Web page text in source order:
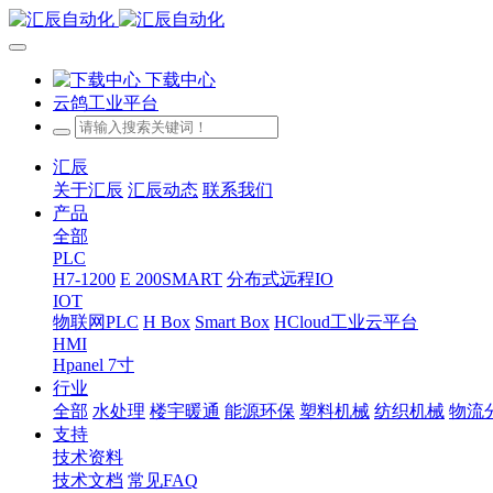
下载中心
云鸽工业平台
汇辰
关于汇辰 汇辰动态 联系我们
产品
全部
PLC
H7-1200 E 200SMART 分布式远程IO
IOT
物联网PLC H Box Smart Box HCloud工业云平台
HMI
Hpanel 7寸
行业
全部 水处理 楼宇暖通 能源环保 塑料机械 纺织机械 物流
支持
技术资料
技术文档 常见FAQ